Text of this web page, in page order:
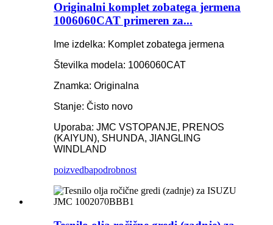
Originalni komplet zobatega jermena
1006060CAT primeren za...
Ime izdelka: Komplet zobatega jermena
Številka modela: 1006060CAT
Znamka: Originalna
Stanje: Čisto novo
Uporaba: JMC VSTOPANJE, PRENOS
(KAIYUN), SHUNDA, JIANGLING
WINDLAND
poizvedbapodrobnost